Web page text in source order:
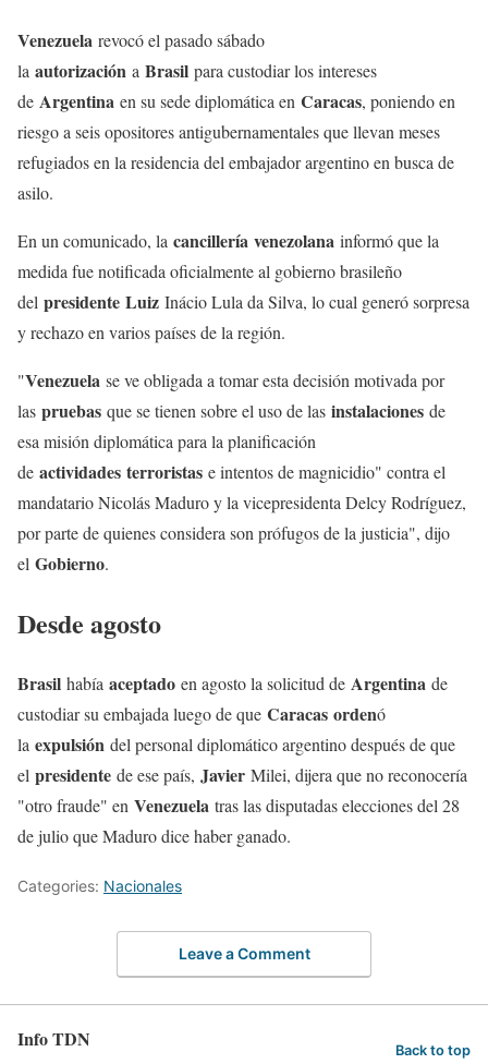
Venezuela revocó el pasado sábado
la autorización a Brasil para custodiar los intereses
de Argentina en su sede diplomática en Caracas, poniendo en
riesgo a seis opositores antigubernamentales que llevan meses
refugiados en la residencia del embajador argentino en busca de
asilo.
En un comunicado, la cancillería venezolana informó que la
medida fue notificada oficialmente al gobierno brasileño
del presidente Luiz Inácio Lula da Silva, lo cual generó sorpresa
y rechazo en varios países de la región.
"Venezuela se ve obligada a tomar esta decisión motivada por
las pruebas que se tienen sobre el uso de las instalaciones de
esa misión diplomática para la planificación
de actividades terroristas e intentos de magnicidio" contra el
mandatario Nicolás Maduro y la vicepresidenta Delcy Rodríguez,
por parte de quienes considera son prófugos de la justicia", dijo
el Gobierno.
Desde agosto
Brasil había aceptado en agosto la solicitud de Argentina de
custodiar su embajada luego de que Caracas ordenó
la expulsión del personal diplomático argentino después de que
el presidente de ese país, Javier Milei, dijera que no reconocería
"otro fraude" en Venezuela tras las disputadas elecciones del 28
de julio que Maduro dice haber ganado.
Categories: Nacionales
Leave a Comment
Info TDN Back to top